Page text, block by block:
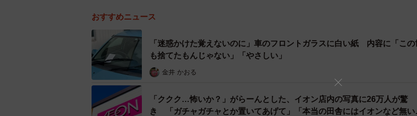
おすすめニュース
「迷惑かけた覚えないのに」車のフロントガラスに白い紙 内容に「この
も捨てたもんじゃない」「やさしい」
金井 かおる
「ククク…怖いか？」がらーんとした、イオン店内の写真に26万人が驚
き 「ガチャガチャとか置いてあげて」「本当の田舎にはイオンなど無い